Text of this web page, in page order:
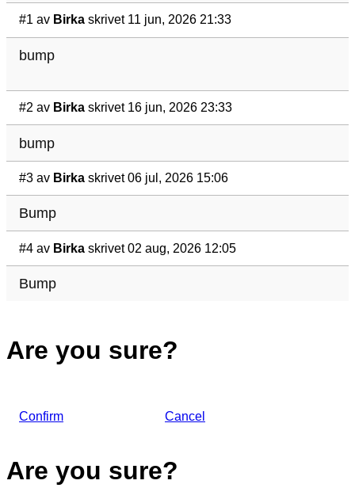
#1 av Birka skrivet 11 jun, 2026 21:33
bump
#2 av Birka skrivet 16 jun, 2026 23:33
bump
#3 av Birka skrivet 06 jul, 2026 15:06
Bump
#4 av Birka skrivet 02 aug, 2026 12:05
Bump
Are you sure?
Confirm Cancel
Are you sure?